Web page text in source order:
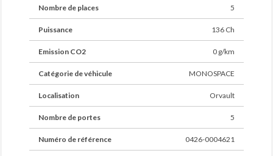
Nombre de places 5
Puissance 136 Ch
Emission CO2 0 g/km
Catégorie de véhicule MONOSPACE
Localisation Orvault
Nombre de portes 5
Numéro de référence 0426-0004621